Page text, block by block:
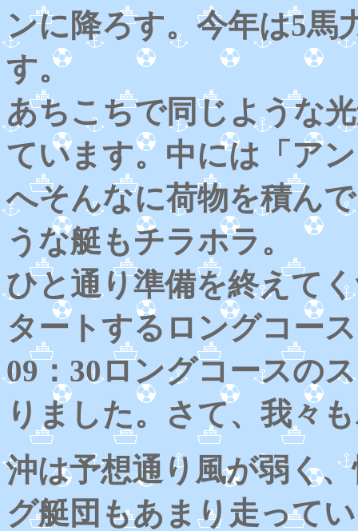
ンに降ろす。今年は5馬
す。
あちこちで同じような
ています。中には「ア
へそんなに荷物を積ん
うな艇もチラホラ。
ひと通り準備を終えて
タートするロングコー
09：30ロングコースの
りました。さて、我々
沖は予想通り風が弱く
グ艇団もあまり走って